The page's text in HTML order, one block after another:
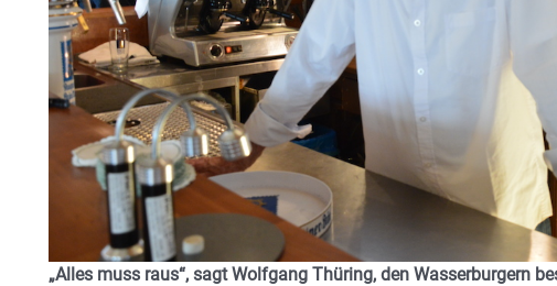
„Alles muss raus“, sagt Wolfgang Thüring, den Wasserburgern